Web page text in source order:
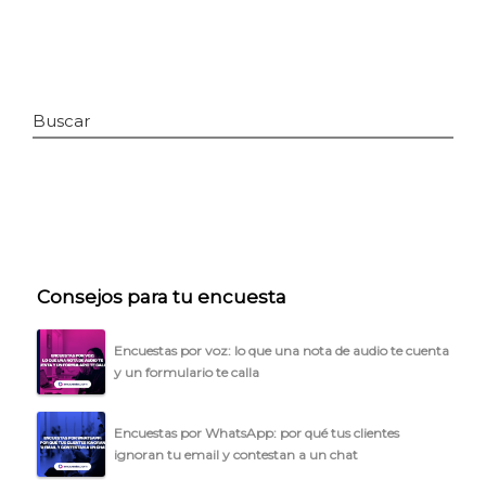
CÓMO FUNCIONA
PLANTILLAS
PRECIOS
BLOG
Buscar
Consejos para tu encuesta
Encuestas por voz: lo que una nota de audio te cuenta
y un formulario te calla
Encuestas por WhatsApp: por qué tus clientes
ignoran tu email y contestan a un chat